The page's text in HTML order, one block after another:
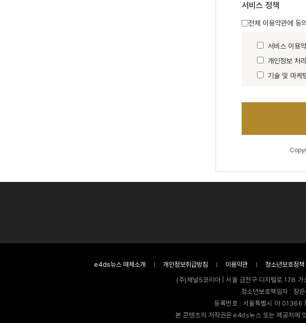
서비스 정책
전체 이용약관에 동의
서비스 이용
개인정보 처
기술 및 마케
e4ds뉴스 매체소개 개인정보취급방침 이용약관 청소년보호정책
(주)채널5코리아 | 서울 금천구 디지털로 178
청소년보호책임자 : 장
등록번호 : 서울특별시 아
본 콘텐츠의 저작권은 e4ds뉴스 또는 제공처에